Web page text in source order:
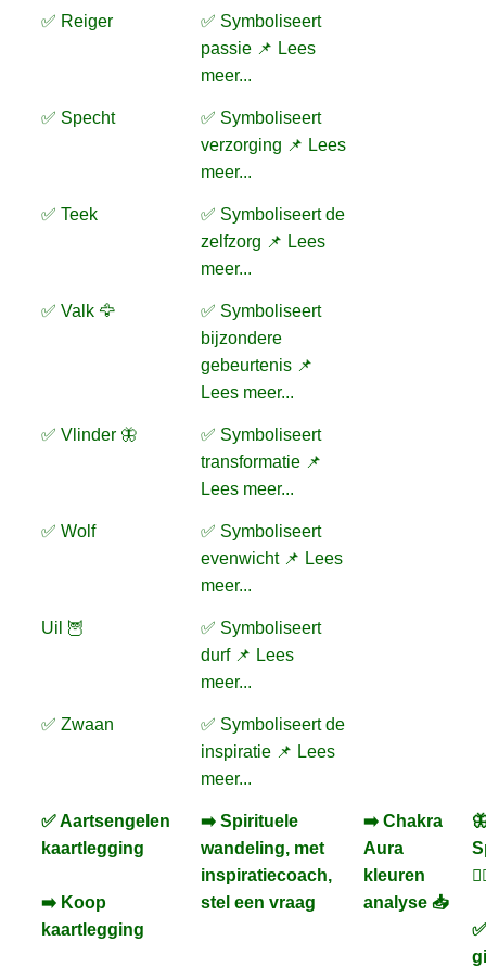
✅ Reiger
✅ Symboliseert
passie 📌 Lees
meer...
✅ Specht
✅ Symboliseert
verzorging 📌 Lees
meer...
✅ Teek
✅ Symboliseert de
zelfzorg 📌 Lees
meer...
✅ Valk 🦅
✅ Symboliseert
bijzondere
gebeurtenis 📌
Lees meer...
✅ Vlinder 🦋
✅ Symboliseert
transformatie 📌
Lees meer...
✅ Wolf
✅ Symboliseert
evenwicht 📌 Lees
meer...
Uil 🦉
✅ Symboliseert
durf 📌 Lees
meer...
✅ Zwaan
✅ Symboliseert de
inspiratie 📌 Lees
meer...
✅ Aartsengelen
kaartlegging
➡️ Koop
kaartlegging
➡️ Spirituele
wandeling, met
inspiratiecoach,
stel een vraag
➡️ Chakra
Aura
kleuren
analyse 📥